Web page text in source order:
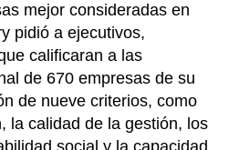
mejor consideradas en
pidió a ejecutivos,
calificaran a las
de 670 empresas de su
de nueve criterios, como
la calidad de la gestión, los